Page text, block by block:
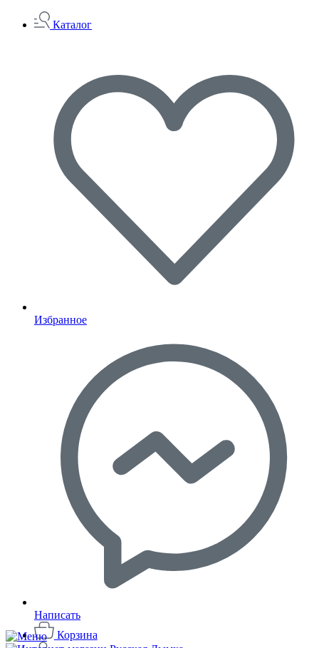
Каталог
Избранное
Написать
Корзина